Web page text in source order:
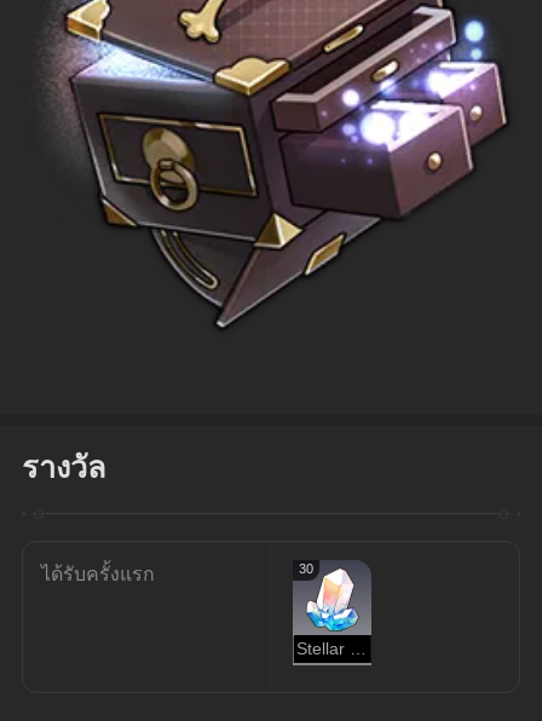
รางวัล
ได้รับครั้งแรก 30